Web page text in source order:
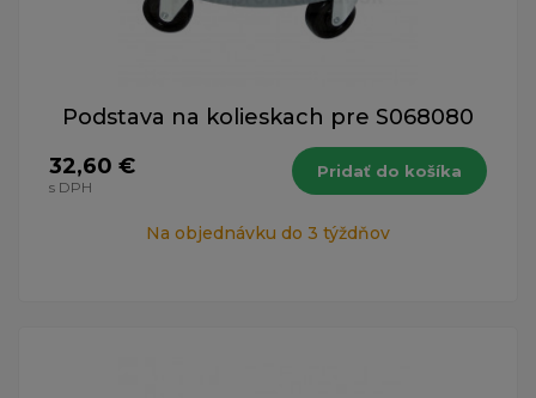
Podstava na kolieskach pre S068080
32,60 €
s DPH
Pridať do košíka
Na objednávku do 3 týždňov